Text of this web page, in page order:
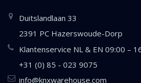
Duitslandlaan 33
2391 PC Hazerswoude-Dorp
Klantenservice NL & EN 09:00 –
+31 (0) 85 - 023 9075
info@knxwarehouse.com